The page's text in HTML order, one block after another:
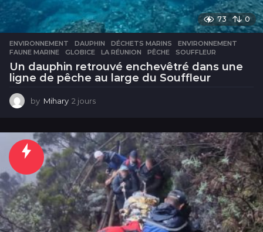
73 0
ENVIRONNEMENT DAUPHIN ,DÉCHETS MARINS ,ENVIRONNEMENT
FAUNE MARINE
,GLOBICE ,LA RÉUNION ,PÊCHE ,SOUFFLEUR
Un dauphin retrouvé enchevêtré dans une
ligne de pêche au large du Souffleur
by Mihary 2 jours
u
r
s